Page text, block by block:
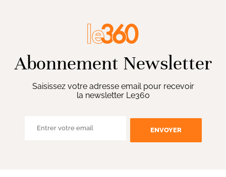
Abonnement Newsletter
Saisissez votre adresse email pour recevoir
la newsletter Le360
ENVOYER